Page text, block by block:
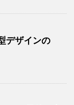
デザインの